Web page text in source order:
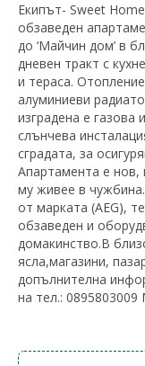
Екипът- Sweet
обзаведен
до ‘Майчин дом’ в
дневен тракт с
и тераса.
алуминиеви
изградена е газова
слънчева
сградата, за
Апартамента е нов,
му живее в
от марката (AEG),
обзаведен и
домакинство.В
ясла,магазини,
допълнителна
на тел.: